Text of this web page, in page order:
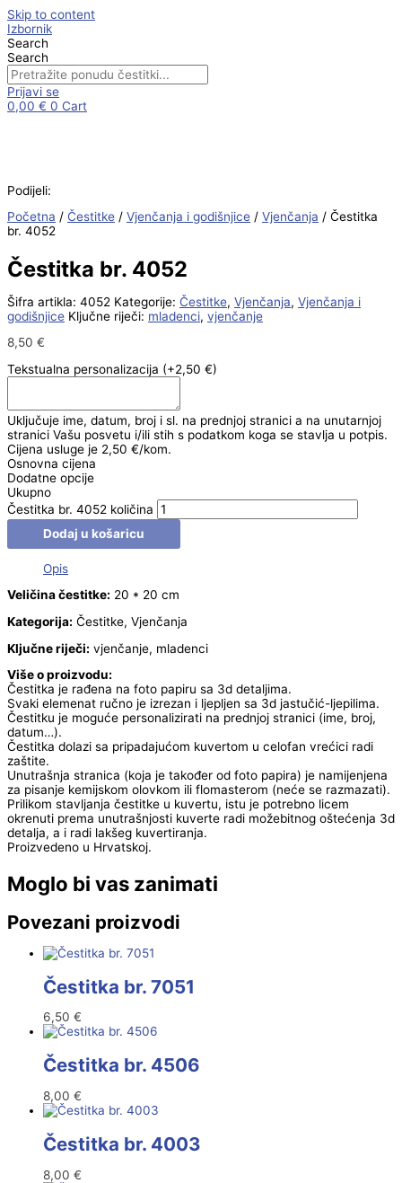
Skip to content
Izbornik
Search
Search
Prijavi se
0,00 € 0 Cart
Podijeli:
Početna / Čestitke / Vjenčanja i godišnjice / Vjenčanja / Čestitka
br. 4052
Čestitka br. 4052
Šifra artikla: 4052 Kategorije: Čestitke, Vjenčanja, Vjenčanja i
godišnjice Ključne riječi: mladenci, vjenčanje
8,50 €
Tekstualna personalizacija (+2,50 €)
Uključuje ime, datum, broj i sl. na prednjoj stranici a na unutarnjoj
stranici Vašu posvetu i/ili stih s podatkom koga se stavlja u potpis.
Cijena usluge je 2,50 €/kom.
Osnovna cijena
Dodatne opcije
Ukupno
Čestitka br. 4052 količina
Dodaj u košaricu
Opis
Veličina čestitke: 20 * 20 cm
Kategorija: Čestitke, Vjenčanja
Ključne riječi: vjenčanje, mladenci
Više o proizvodu:
Čestitka je rađena na foto papiru sa 3d detaljima.
Svaki elemenat ručno je izrezan i ljepljen sa 3d jastučić-ljepilima.
Čestitku je moguće personalizirati na prednjoj stranici (ime, broj,
datum…).
Čestitka dolazi sa pripadajućom kuvertom u celofan vrećici radi
zaštite.
Unutrašnja stranica (koja je također od foto papira) je namijenjena
za pisanje kemijskom olovkom ili flomasterom (neće se razmazati).
Prilikom stavljanja čestitke u kuvertu, istu je potrebno licem
okrenuti prema unutrašnjosti kuverte radi možebitnog oštećenja 3d
detalja, a i radi lakšeg kuvertiranja.
Proizvedeno u Hrvatskoj.
Moglo bi vas zanimati
Povezani proizvodi
Čestitka br. 7051
6,50 €
Čestitka br. 4506
8,00 €
Čestitka br. 4003
8,00 €